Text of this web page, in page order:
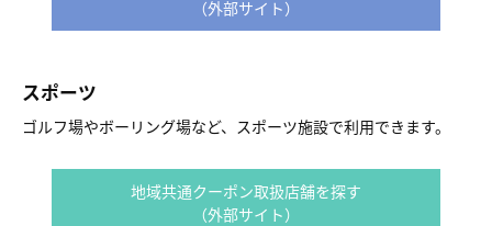
（外部サイト）
スポーツ
ゴルフ場やボーリング場など、スポーツ施設で利用できます。
地域共通クーポン取扱店舗を探す
（外部サイト）